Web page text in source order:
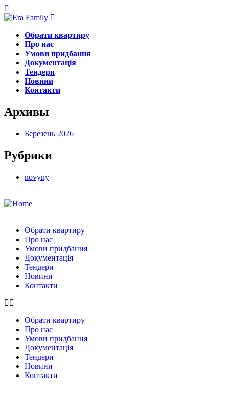
Обрати квартиру
Про нас
Умови придбання
Документація
Тендери
Новини
Контакти
Архивы
Березень 2026
Рубрики
novyny
Обрати квартиру
Про нас
Умови придбання
Документація
Тендери
Новини
Контакти
Обрати квартиру
Про нас
Умови придбання
Документація
Тендери
Новини
Контакти